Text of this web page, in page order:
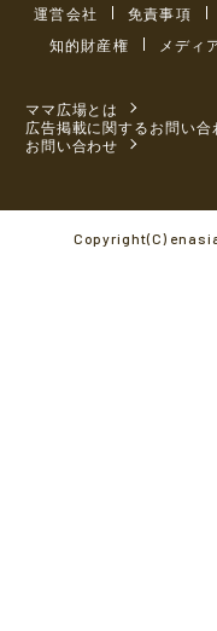
運営会社 免責事項
知的財産権
メディ
ママ広場とは
広告掲載に関するお問い合
お問い合わせ
Copyright(C)